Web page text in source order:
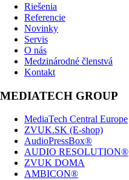
Riešenia
Referencie
Novinky
Servis
O nás
Medzinárodné členstvá
Kontakt
MEDIATECH GROUP
MediaTech Central Europe
ZVUK.SK (E-shop)
AudioPressBox®
AUDIO RESOLUTION®
ZVUK DOMA
AMBICON®